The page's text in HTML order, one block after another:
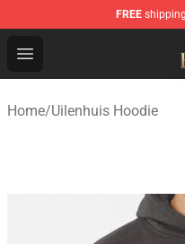
FREE
Open menu
The Owl House
Home/Uilenhuis Hoodie